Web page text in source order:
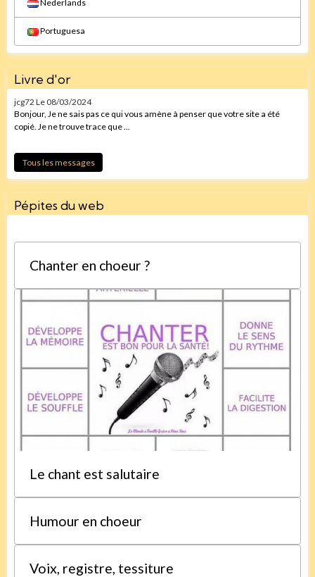
Nederlands
Portuguesa
Livre d'or
jcg72 Le 08/03/2024
Bonjour, Je ne sais pas ce qui vous amène à penser que votre site a été
copié. Je ne trouve trace que ...
Tous les messages
Pépites du web
Chanter en choeur ?
Le chant est salutaire
Humour en choeur
Voix, registre, tessiture